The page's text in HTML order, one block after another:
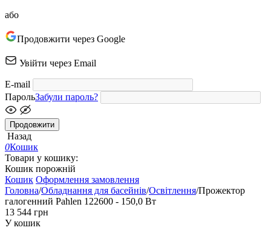
або
Продовжити через Google
Увійти через Email
E-mail
ПарольЗабули пароль?
Продовжити
Назад
0Кошик
Товари у кошику:
Кошик порожній
Кошик Оформлення замовлення
Головна/Обладнання для басейнів/Освітлення/Прожектор
галогенний Pahlen 122600 - 150,0 Вт
‍13 544‍ грн
У кошик